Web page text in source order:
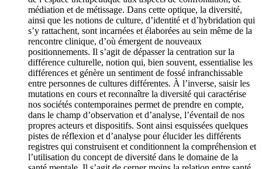
médiation et de métissage. Dans cette optique, la diversité,
ainsi que les notions de culture, d’identité et d’hybridation qui
s’y rattachent, sont incarnées et élaborées au sein même de la
rencontre clinique, d’où émergent de nouveaux
positionnements. Il s’agit de dépasser la centration sur la
différence culturelle, notion qui, bien souvent, essentialise les
différences et génère un sentiment de fossé infranchissable
entre personnes de cultures différentes. À l’inverse, saisir les
mutations en cours et reconnaître la diversité qui caractérise
nos sociétés contemporaines permet de prendre en compte,
dans le champ d’observation et d’analyse, l’éventail de nos
propres acteurs et dispositifs. Sont ainsi esquissées quelques
pistes de réflexion et d’analyse pour élucider les différents
registres qui construisent et conditionnent la compréhension et
l’utilisation du concept de diversité dans le domaine de la